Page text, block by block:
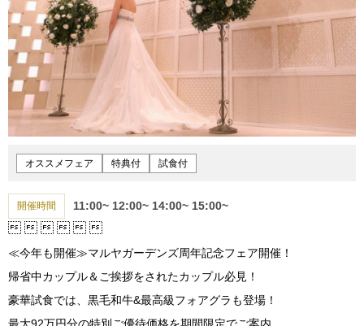
オススメフェア 特典付 試食付
開催時間 11:00~ 12:00~ 14:00~ 15:00~
≪今年も開催≫マルヤガーデンズ周年記念フェア開催！
帰省中カップル＆ご挨拶をされたカップル必見！
豪華試食では、黒毛和牛&最高級フォアグラも登場！